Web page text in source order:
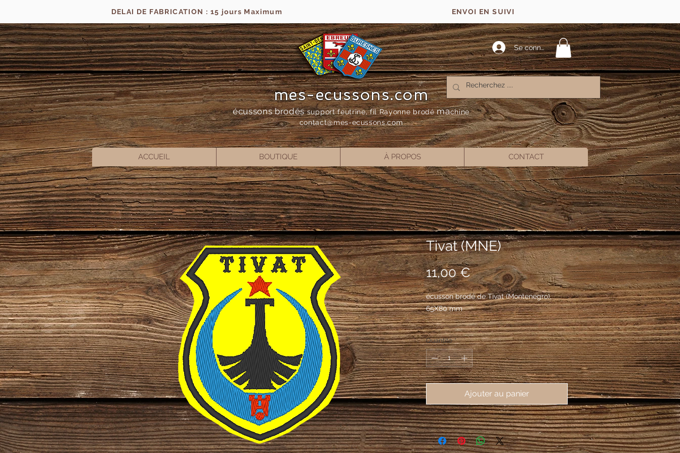
DELAI DE FABRICATION : 15 jours Maximum ENVOI EN SUIVI
Se connecter
mes-ecussons.com
écussons brodés support feutrine, fil Rayonne brodémachine
contact@mes-ecussons.com
ACCUEIL BOUTIQUE À PROPOS CONTACT
Tivat (MNE)
11,00 €Prix
écusson brodé de Tivat (Montenegro),
65X80 mm
Quantité *
Ajouter au panier